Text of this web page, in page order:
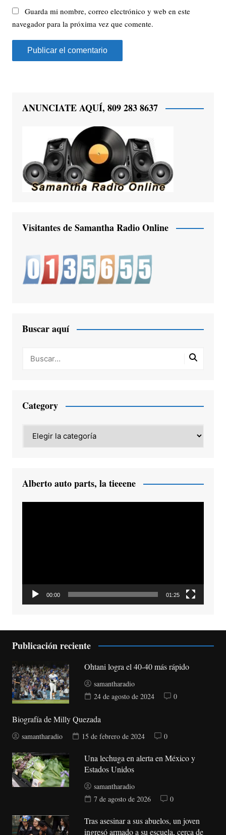
Guarda mi nombre, correo electrónico y web en este
navegador para la próxima vez que comente.
ANUNCIATE AQUÍ, 809 283 8637
Visitantes de Samantha Radio Online
Buscar aquí
Category
Alberto auto parts, la tieeene
00:00 01:25
Publicación reciente
Ohtani logra el 40-40 más rápido
samantharadio
24 de agosto de 2024
0
Biografía de Milly Quezada
samantharadio 15 de febrero de 2024 0
Una lechuga en alerta en México y
Estados Unidos
samantharadio
7 de agosto de 2026
0
Tras asesinar a sus abuelos, un joven
ingresó armado a su escuela, cerca de